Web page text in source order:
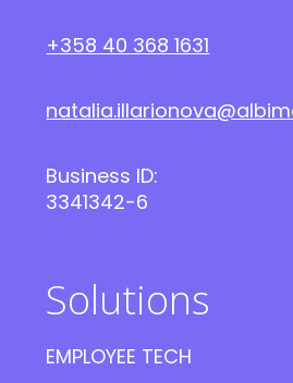
+358 40 368 1631
Business ID:
3341342-6
Solutions
EMPLOYEE TECH